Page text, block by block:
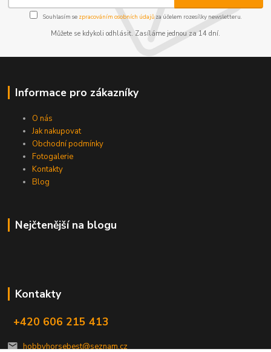
Souhlasím se zpracováním osobních údajůza účelem rozesílky newsletteru.
Můžete se kdykoli odhlásit. Zasíláme jednou za 14 dní.
Informace pro zákazníky
O nás
Jak nakupovat
Obchodní podmínky
Fotogalerie
Kontakty
Blog
Nejčtenější na blogu
Kontakty
+420 606 215 413
hobbyhorsebest@seznam.cz